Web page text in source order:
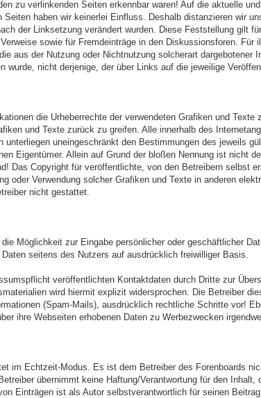
zu verlinkenden Seiten erkennbar waren! Auf die aktuelle
Seiten haben wir keinerlei Einfluss. Deshalb distanzieren wir
der Linksetzung verändert wurden. Diese Feststellung gilt
sowie für Fremdeinträge in den Diskussionsforen. Für
aus der Nutzung oder Nichtnutzung solcherart dargebotener
wurde, nicht derjenige, der über Links auf die jeweilige
die Urheberrechte der verwendeten Grafiken und
und Texte zurück zu greifen. Alle innerhalb des
unterliegen uneingeschränkt den Bestimmungen des jeweils
Eigentümer. Allein auf Grund der bloßen Nennung ist nicht
Das Copyright für veröffentlichte, von den Betreibern selbst
oder Verwendung solcher Grafiken und Texte in anderen
nicht gestattet.
Möglichkeit zur Eingabe persönlicher oder geschäftlicher
seitens des Nutzers auf ausdrücklich freiwilliger Basis.
veröffentlichten Kontaktdaten durch Dritte zur
wird hiermit explizit widersprochen. Die Betreiber
(Spam-Mails), ausdrücklich rechtliche Schritte vor!
ihre Webseiten erhobenen Daten zu Werbezwecken
im Echtzeit-Modus. Es ist dem Betreiber des Forenboards
übernimmt keine Haftung/Verantwortung für den
Einträgen ist als Autor selbstverantwortlich für seinen